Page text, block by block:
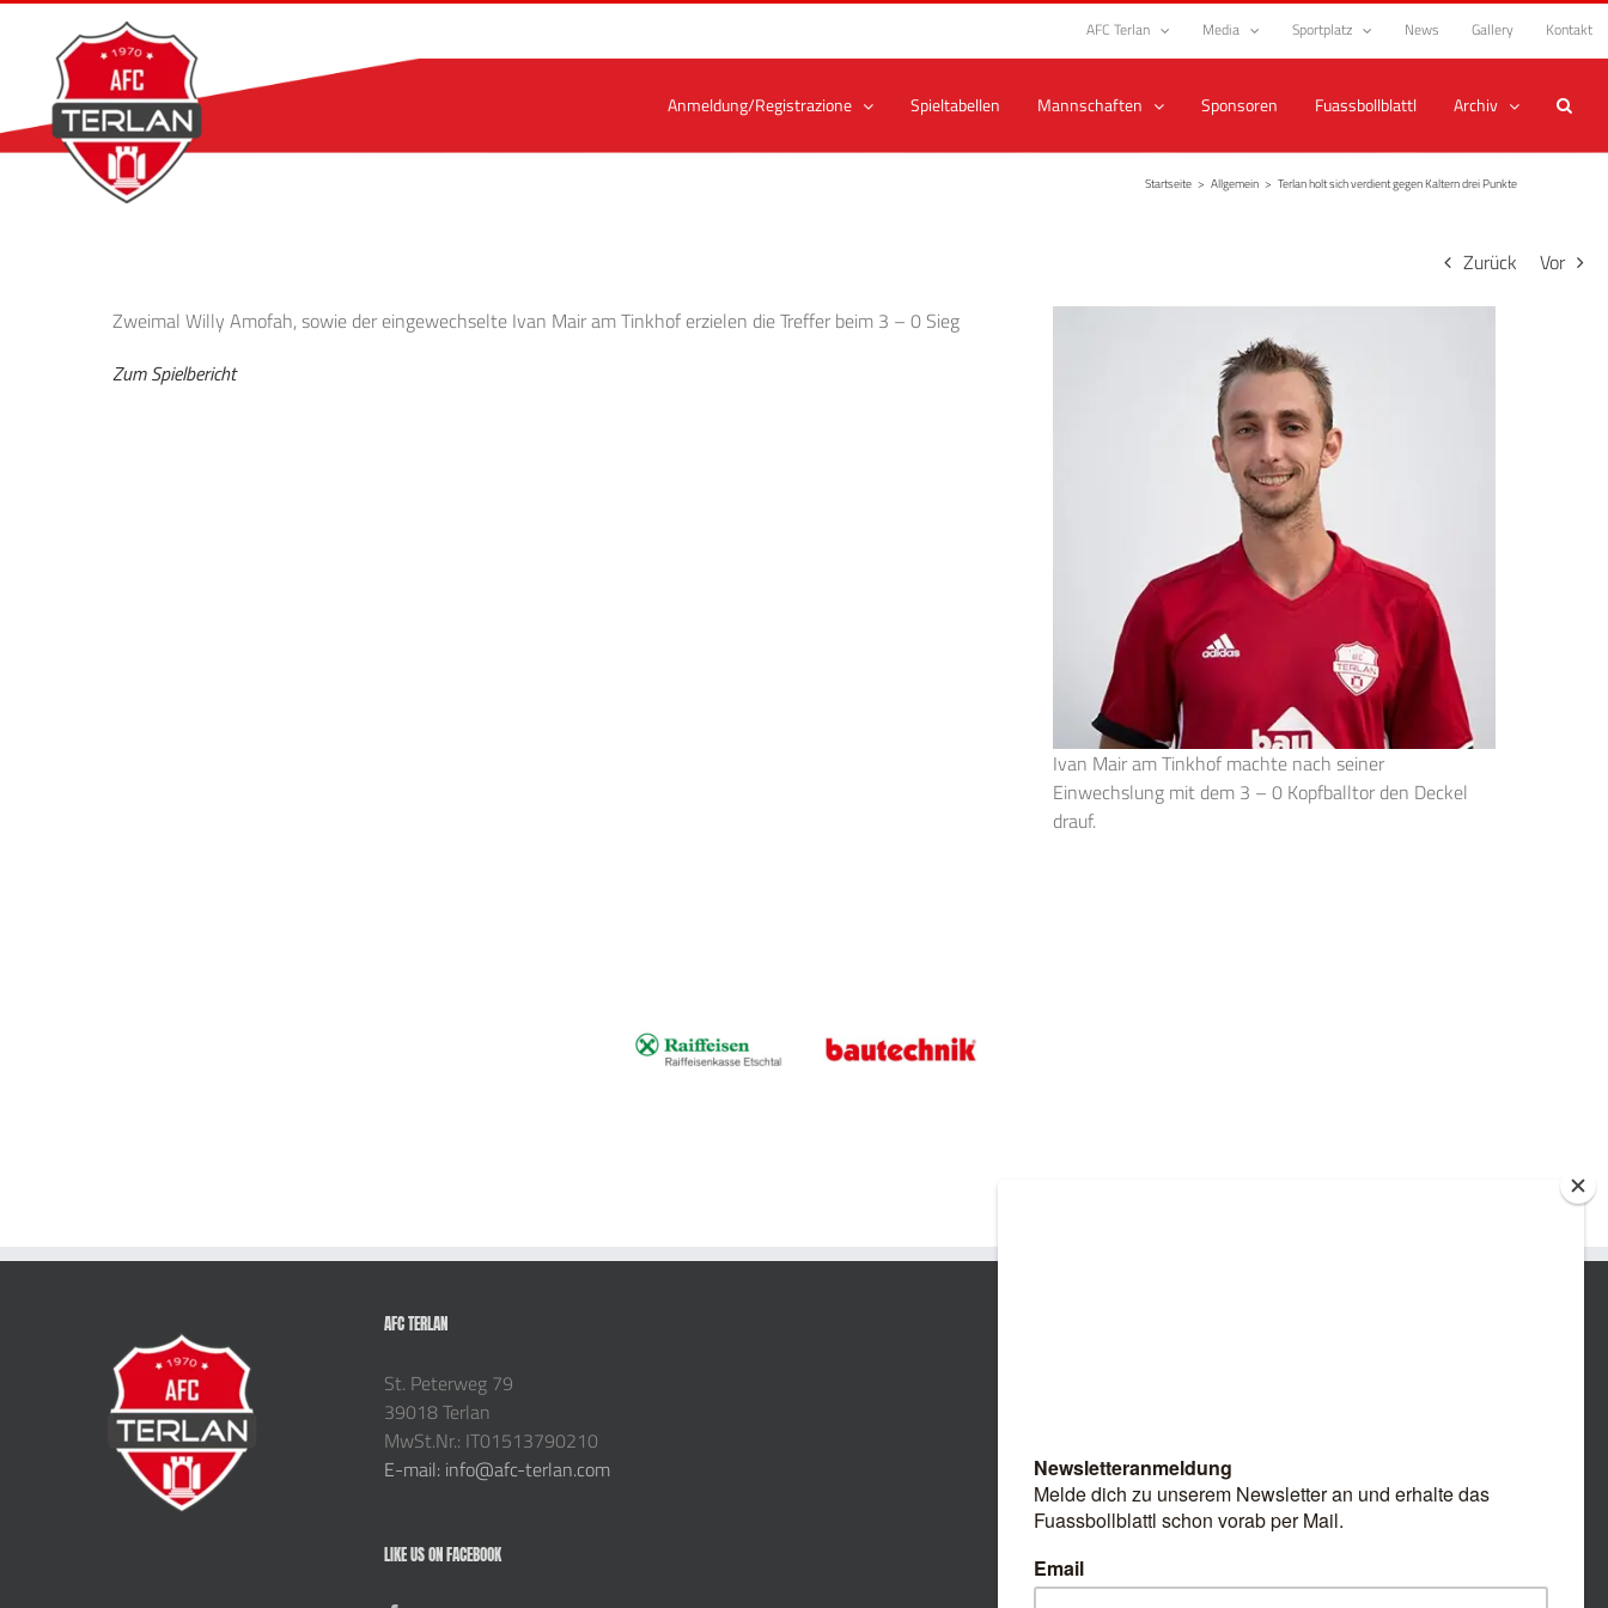
Zum
springen
AFC Terlan Media Sportplatz News Gallery Kontakt
Anmeldung/Registrazione Spieltabellen Mannschaften Sponsoren Fuassbollblattl Archiv
Startseite > Allgemein > Terlan holt sich verdient gegen Kaltern drei Punkte
Zurück Vor
Zweimal Willy Amofah, sowie der eingewechselte Ivan Mair am Tinkhof erzielen die Treffer beim 3 – 0 Sieg
Zum Spielbericht
Ivan Mair am Tinkhof machte nach seiner
Einwechslung mit dem 3 – 0 Kopfballtor den Deckel
drauf.
AFC TERLAN
St. Peterweg 79
39018 Terlan
MwSt.Nr.: IT01513790210
E-mail: info@afc-terlan.com
LIKE US ON FACEBOOK